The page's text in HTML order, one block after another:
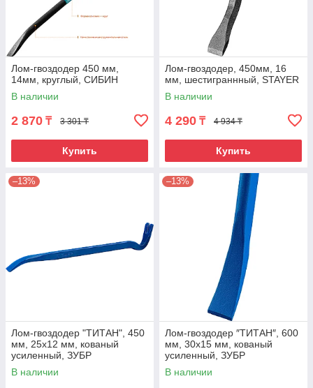
Лом-гвоздодер 450 мм,
14мм, круглый, СИБИН
В наличии
2 870 ₸ 3 301 ₸
Купить
Лом-гвоздодер, 450мм, 16
мм, шестиграннный, STAYER
В наличии
4 290 ₸ 4 934 ₸
Купить
–13%
Лом-гвоздодер "ТИТАН", 450
мм, 25х12 мм, кованый
усиленный, ЗУБР
В наличии
–13%
Лом-гвоздодер ″ТИТАН″, 600
мм, 30х15 мм, кованый
усиленный, ЗУБР
В наличии